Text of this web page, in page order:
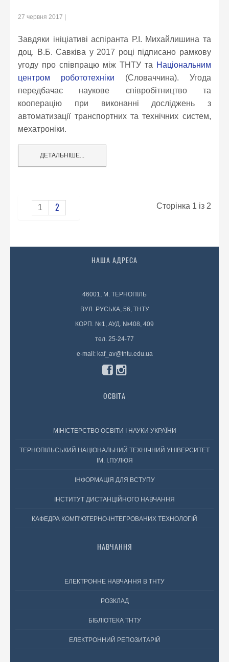
27 червня 2017
Завдяки ініціативі аспіранта Р.І. Михайлишина та
доц. В.Б. Савківа у 2017 році підписано рамкову
угоду про співпрацю між ТНТУ та Національним
центром робототехніки (Словаччина). Угода
передбачає наукове співробітництво та
кооперацію при виконанні досліджень з
автоматизації транспортних та технічних систем,
мехатроніки.
ДЕТАЛЬНІШЕ...
Сторінка 1 із 2
1 2
НАША АДРЕСА
46001, М. ТЕРНОПІЛЬ
ВУЛ. РУСЬКА, 56, ТНТУ
КОРП. №1, АУД. №408, 409
тел. 25-24-77
e-mail: kaf_av@tntu.edu.ua
ОСВІТА
МІНІСТЕРСТВО ОСВІТИ І НАУКИ УКРАЇНИ
ТЕРНОПІЛЬСЬКИЙ НАЦІОНАЛЬНИЙ ТЕХНІЧНИЙ УНІВЕРСИТЕТ
ІМ. І.ПУЛЮЯ
ІНФОРМАЦІЯ ДЛЯ ВСТУПУ
ІНСТИТУТ ДИСТАНЦІЙНОГО НАВЧАННЯ
КАФЕДРА КОМП'ЮТЕРНО-ІНТЕГРОВАНИХ ТЕХНОЛОГІЙ
НАВЧАННЯ
ЕЛЕКТРОННЕ НАВЧАННЯ В ТНТУ
РОЗКЛАД
БІБЛІОТЕКА ТНТУ
ЕЛЕКТРОННИЙ РЕПОЗИТАРІЙ